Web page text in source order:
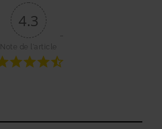
4.3
Note de l'article